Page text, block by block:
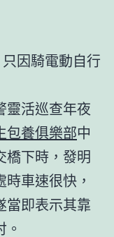
因騎電動自行
靈活巡查年夜
包養俱樂部中
橋下時，發明
車速很快，
當即表示其靠